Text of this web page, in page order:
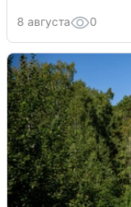
8 августа 0